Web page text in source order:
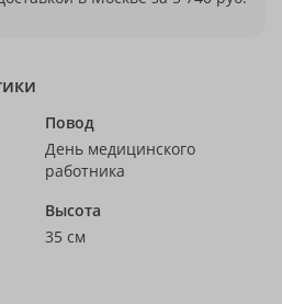
Повод
День медицинского
работника
Высота
35 см